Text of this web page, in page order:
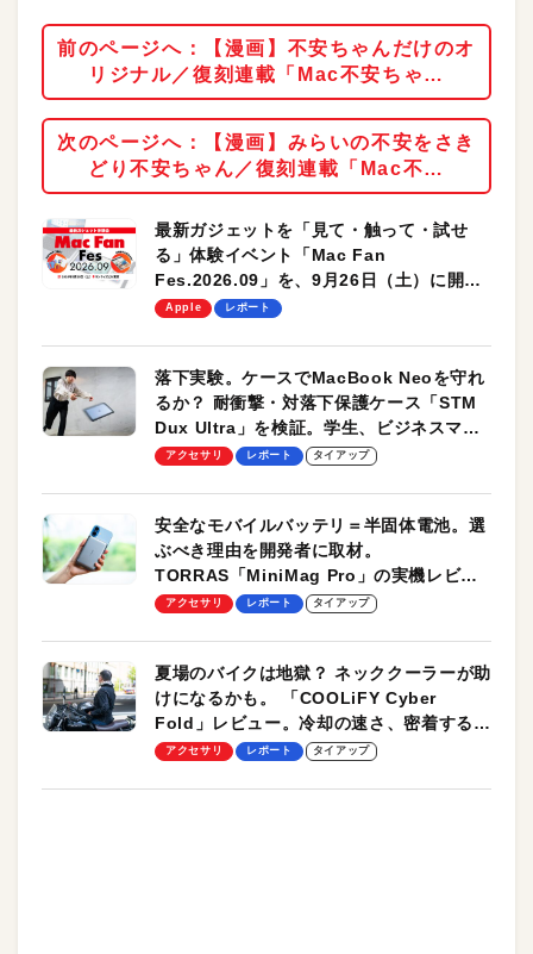
前のページへ：【漫画】不安ちゃんだけのオ
リジナル／復刻連載「Mac不安ちゃ…
次のページへ：【漫画】みらいの不安をさき
どり不安ちゃん／復刻連載「Mac不…
最新ガジェットを「見て・触って・試せ
る」体験イベント「Mac Fan
Fes.2026.09」を、9月26日（土）に開催
します！
Apple レポート
落下実験。ケースでMacBook Neoを守れ
るか？ 耐衝撃・対落下保護ケース「STM
Dux Ultra」を検証。学生、ビジネスマン
のモバイルユースに最適！
アクセサリ レポート タイアップ
安全なモバイルバッテリ＝半固体電池。選
ぶべき理由を開発者に取材。
TORRAS「MiniMag Pro」の実機レビュ
ーも
アクセサリ レポート タイアップ
夏場のバイクは地獄？ ネッククーラーが助
けになるかも。 「COOLiFY Cyber
Fold」レビュー。冷却の速さ、密着する冷
却プレート、シンプルな操作性がグッド！
アクセサリ レポート タイアップ